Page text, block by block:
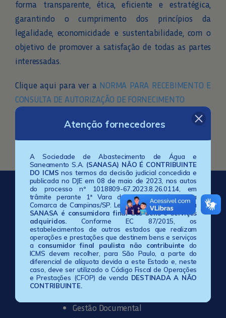
forma transparente, ética, eficiente e estratégica,
garantindo o cumprimento dos princípios da
legalidade, economicidade e sustentabilidade, com o
objetivo de promover a satisfação de todas as partes
interessadas.
Clique aqui para ver a NORMA PARA RECEBIMENTO E
CONSULTA DE AUTORIZAÇÃO DE FORNECIMENTO
Clique aqui para ver oMANUAL DO FORNECEDOR
Mapa do Site Institucional
Gestão Documental
A Sociedade de Abastecimento de Água e
Saneamento S.A. (SANASA) NÃO É CONTRIBUINTE
DO ICMSnos termos da decisão judicial concedida e
publicada no DJE em 08 de maio de 2023, nos autos
do processo nº 1018809-67.2023.8.26.0114, em
trâmite perante 1ª Vara da Fazenda Pública da
Comarca de Campinas/SP. Lembramos também que a
SANASA é consumidora final dos bens e serviços
adquiridos.Conforme EC 87/2015, os
estabelecimentos de outros estados que realizam
operações e prestações que destinem bens e serviços
a consumidor final paulista não contribuinte do
ICMS devem recolher, para São Paulo, a parte do
diferencial de alíquota devida a este Estado e, neste
caso, deve ser utilizado o Código Fiscal de Operações
e Prestações (CFOP) de venda DESTINADA A NÃO
CONTRIBUINTE.
Atenção fornecedores